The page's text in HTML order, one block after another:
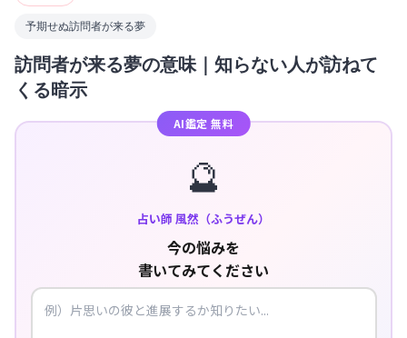
予期せぬ訪問者が来る夢
訪問者が来る夢の意味｜知らない人が訪ねて
くる暗示
AI鑑定 無料
🔮
占い師 風然（ふうぜん）
今の悩みを
書いてみてください